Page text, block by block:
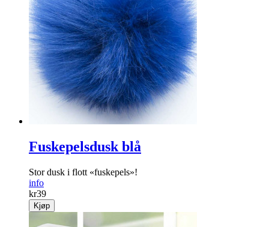
Fuskepelsdusk blå
Stor dusk i flott «fuskepels»!
info
kr39
Kjøp